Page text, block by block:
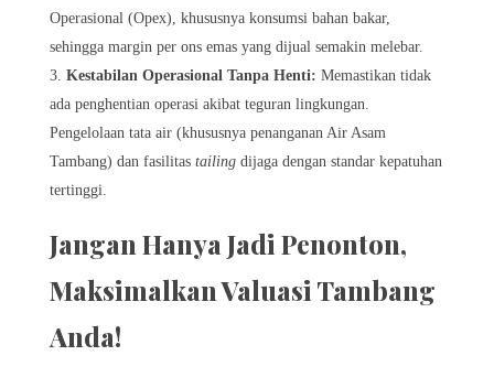
Operasional (Opex), khususnya konsumsi bahan bakar,
sehingga margin per ons emas yang dijual semakin melebar.
Kestabilan Operasional Tanpa Henti: Memastikan tidak
ada penghentian operasi akibat teguran lingkungan.
Pengelolaan tata air (khususnya penanganan Air Asam
Tambang) dan fasilitas tailing dijaga dengan standar kepatuhan
tertinggi.
Jangan Hanya Jadi Penonton,
Maksimalkan Valuasi Tambang
Anda!